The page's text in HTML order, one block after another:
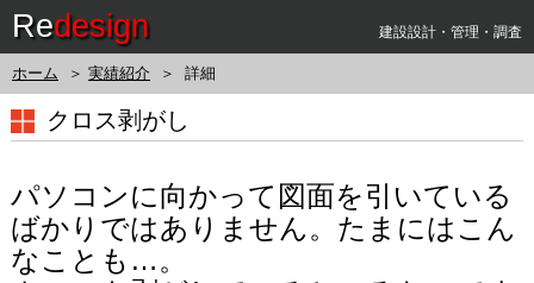
Redesign 建設設計・管理・調査
ホーム ＞ 実績紹介 ＞ 詳細
クロス剥がし
パソコンに向かって図面を引いている
ばかりではありません。たまにはこん
なことも…。